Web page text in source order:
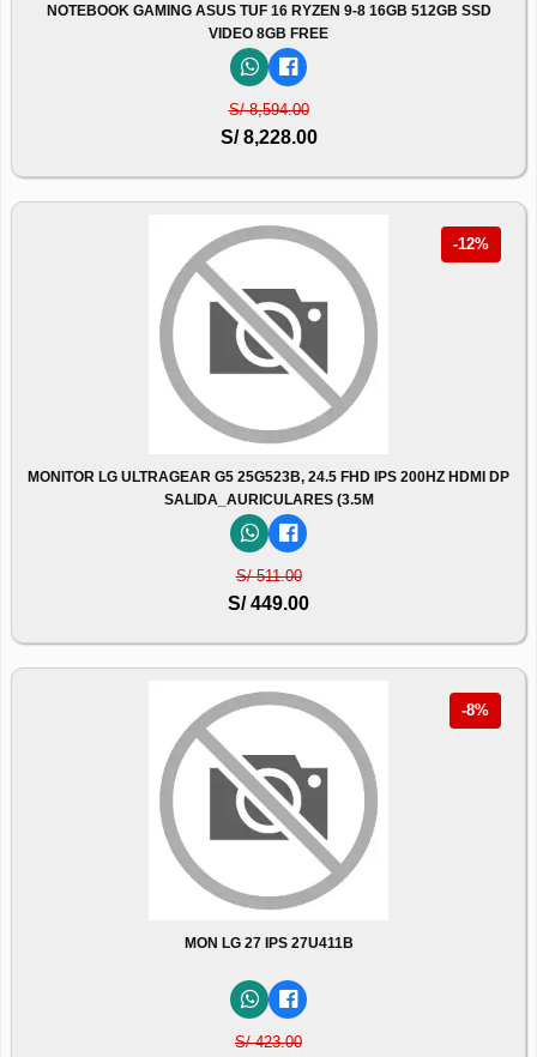
NOTEBOOK GAMING ASUS TUF 16 RYZEN 9-8 16GB 512GB SSD
VIDEO 8GB FREE
S/ 8,594.00
S/ 8,228.00
-12%
MONITOR LG ULTRAGEAR G5 25G523B, 24.5 FHD IPS 200HZ HDMI DP
SALIDA_AURICULARES (3.5M
S/ 511.00
S/ 449.00
-8%
MON LG 27 IPS 27U411B
S/ 423.00